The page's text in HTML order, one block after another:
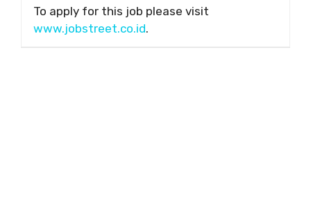
To apply for this job please visit
www.jobstreet.co.id.